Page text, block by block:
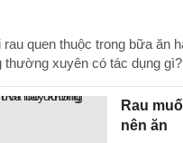
rau quen thuộc trong bữa ăn
thường xuyên có tác dụng gì?
Rau
nên ăn